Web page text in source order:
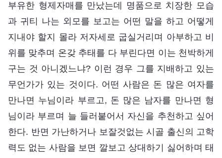
부유한 형제자매를 만났는데 명품으로 치장한 모습
과 귀티 나는 외모를 보고는 어떤 말을 하고 어떻게
지내야 할지 몰라 저자세로 굽실거리며 아부하고 비
위를 맞추며 온갖 추태를 다 부린다면 이는 천박하게
구는 것 아니겠느냐? 이런 경우 그를 지배하고 있는
무언가가 있는 것이다. 어떤 사람은 돈 많은 여자를
만나면 누님이라 부르고, 돈 많은 남자를 만나면 형
님이라 부르며 늘 들러붙어서 자신을 추천하고 싶어
한다. 반면 가난하거나 보잘것없는 시골 출신의 고학
력도 없는 사람을 보면 깔보고 상대하기 싫어하며 태